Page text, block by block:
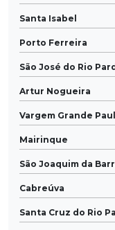
Santa Isabel
Porto Ferreira
São José do Rio
Artur Nogueira
Vargem Grande
Mairinque
São Joaquim da
Cabreúva
Santa Cruz do Rio